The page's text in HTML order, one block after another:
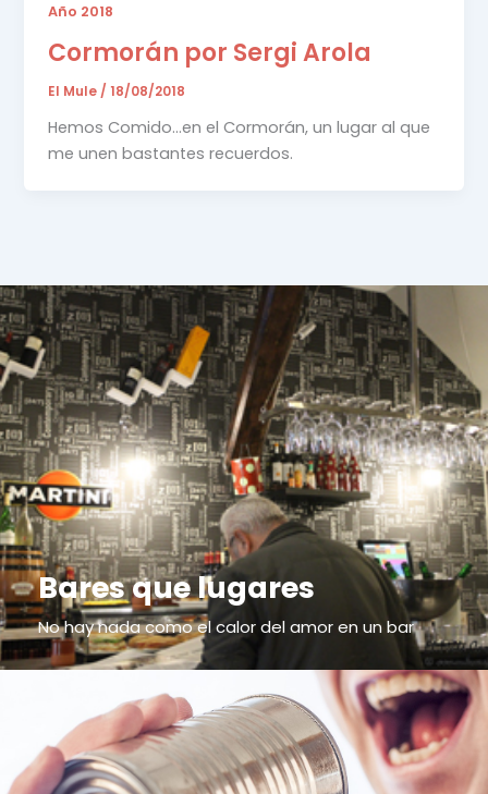
Año 2018
Cormorán por Sergi Arola
El Mule /18/08/2018
Hemos Comido…en el Cormorán, un lugar al que
me unen bastantes recuerdos.
Bares que lugares
No hay nada como el calor del amor en un bar